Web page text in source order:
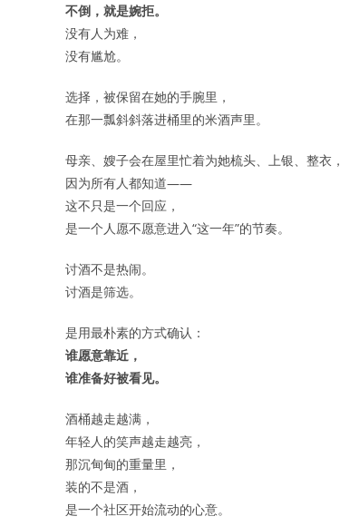
不倒，就是婉拒。
没有人为难，
没有尴尬。
选择，被保留在她的手腕里，
在那一瓢斜斜落进桶里的米酒声里。
母亲、嫂子会在屋里忙着为她梳头、上银、整衣，
因为所有人都知道——
这不只是一个回应，
是一个人愿不愿意进入“这一年”的节奏。
讨酒不是热闹。
讨酒是筛选。
是用最朴素的方式确认：
谁愿意靠近，
谁准备好被看见。
酒桶越走越满，
年轻人的笑声越走越亮，
那沉甸甸的重量里，
装的不是酒，
是一个社区开始流动的心意。